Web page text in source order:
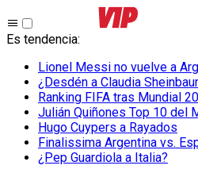
Es tendencia:
Lionel Messi no vuelve a
¿Desdén a Claudia
Ranking FIFA tras Mundial
Julián Quiñones Top 10 del
Hugo Cuypers a Rayados
Finalissima Argentina vs.
¿Pep Guardiola a Italia?